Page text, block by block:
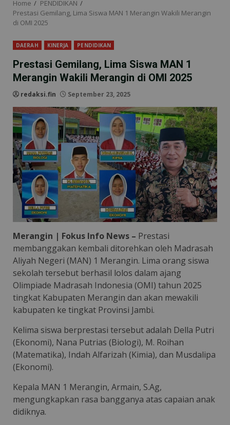
Home
PENDIDIKAN
Prestasi Gemilang, Lima Siswa MAN 1 Merangin Wakili Merangin
di OMI 2025
DAERAH KINERJA PENDIDIKAN
Prestasi Gemilang, Lima Siswa MAN 1
Merangin Wakili Merangin di OMI 2025
redaksi.fin September 23, 2025
Merangin | Fokus Info News – Prestasi
membanggakan kembali ditorehkan oleh Madrasah
Aliyah Negeri (MAN) 1 Merangin. Lima orang siswa
sekolah tersebut berhasil lolos dalam ajang
Olimpiade Madrasah Indonesia (OMI) tahun 2025
tingkat Kabupaten Merangin dan akan mewakili
kabupaten ke tingkat Provinsi Jambi.
Kelima siswa berprestasi tersebut adalah Della Putri
(Ekonomi), Nana Putrias (Biologi), M. Roihan
(Matematika), Indah Alfarizah (Kimia), dan Musdalipa
(Ekonomi).
Kepala MAN 1 Merangin, Armain, S.Ag,
mengungkapkan rasa bangganya atas capaian anak
didiknya.